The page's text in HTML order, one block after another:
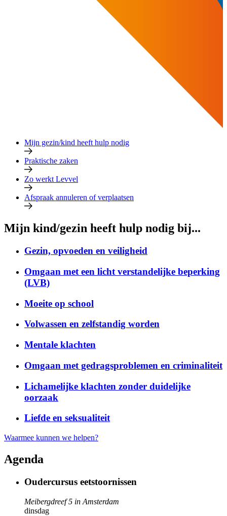
Mijn gezin/kind heeft hulp nodig
Praktische zaken
Zo werkt Levvel
Afspraak annuleren of verplaatsen
Mijn kind/gezin heeft hulp nodig bij...
Gezin, opvoeden en veiligheid
Omgaan met een licht verstandelijke beperking
(LVB)
Moeite op school
Volwassen en zelfstandig worden
Mentale klachten
Omgaan met gedragsproblemen en criminaliteit
Lichamelijke klachten zonder duidelijke
oorzaak
Liefde en seksualiteit
Waarmee kunnen we helpen?
Agenda
Oudercursus eetstoornissen
Meibergdreef 5 in Amsterdam
dinsdag